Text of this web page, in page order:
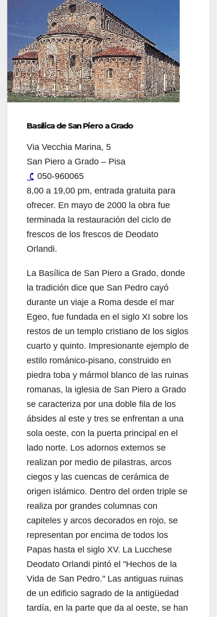
Basílica de San Piero a Grado
Via Vecchia Marina, 5
San Piero a Grado – Pisa
050-960065
8,00 a 19,00 pm, entrada gratuita para
ofrecer. En mayo de 2000 la obra fue
terminada la restauración del ciclo de
frescos de los frescos de Deodato
Orlandi.
La Basílica de San Piero a Grado, donde
la tradición dice que San Pedro cayó
durante un viaje a Roma desde el mar
Egeo, fue fundada en el siglo XI sobre los
restos de un templo cristiano de los siglos
cuarto y quinto. Impresionante ejemplo de
estilo románico-pisano, construido en
piedra toba y mármol blanco de las ruinas
romanas, la iglesia de San Piero a Grado
se caracteriza por una doble fila de los
ábsides al este y tres se enfrentan a una
sola oeste, con la puerta principal en el
lado norte. Los adornos externos se
realizan por medio de pilastras, arcos
ciegos y las cuencas de cerámica de
origen islámico. Dentro del orden triple se
realiza por grandes columnas con
capiteles y arcos decorados en rojo, se
representan por encima de todos los
Papas hasta el siglo XV. La Lucchese
Deodato Orlandi pintó el "Hechos de la
Vida de San Pedro." Las antiguas ruinas
de un edificio sagrado de la antigüedad
tardía, en la parte que da al oeste, se han